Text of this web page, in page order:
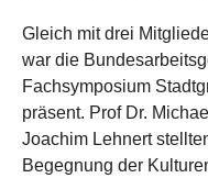
Gleich mit drei
war die
Fachsymposium
präsent. Prof Dr.
Joachim Lehnert
Begegnung der